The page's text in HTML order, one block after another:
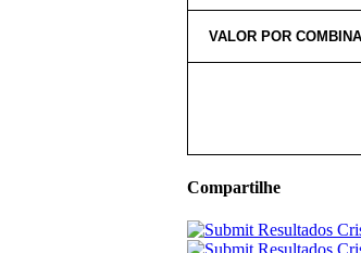
VALOR POR
Compartilhe